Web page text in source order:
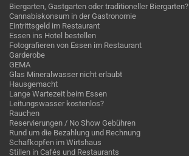
Biergarten, Gastgarten oder traditioneller Biergarten?
Cannabiskonsum in der Gastronomie
Eintrittsgeld im Restaurant
Essen ins Hotel bestellen
Fotografieren von Essen im Restaurant
Garderobe
GEMA
Glas Mineralwasser nicht erlaubt
Hausgemacht
Lange Wartezeit beim Essen
Leitungswasser kostenlos?
Rauchen
Reservierungen / No Show Gebühren
Rund um die Bezahlung und Rechnung
Schafkopfen im Wirtshaus
Stillen in Cafés und Restaurants